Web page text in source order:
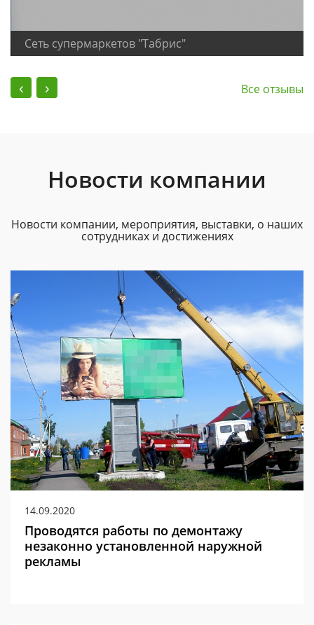
Сеть супермаркетов "Табрис"
‹ › Все отзывы
Новости компании
Новости компании, мероприятия, выставки, о наших
сотрудниках и достижениях
14.09.2020
Проводятся работы по демонтажу
незаконно установленной наружной
рекламы